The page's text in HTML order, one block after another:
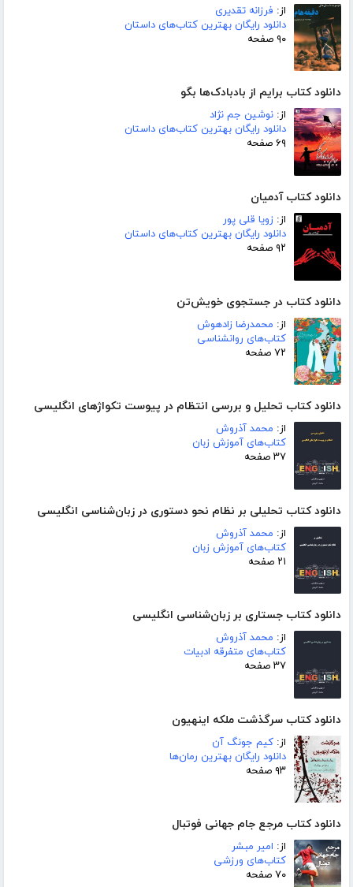
از: فرزانه تقدیری
دانلود رایگان بهترین کتاب‌های داستان
۹۰ صفحه
دانلود کتاب برایم از بادبادک‌ها بگو
از: نوشین جم نژاد
دانلود رایگان بهترین کتاب‌های داستان
۶۹ صفحه
دانلود کتاب آدمیان
از: زویا قلی پور
دانلود رایگان بهترین کتاب‌های داستان
۹۲ صفحه
دانلود کتاب در جستجوی خویش‌تن
از: محمدرضا زادهوش
کتاب‌های روانشناسی
۷۲ صفحه
دانلود کتاب تحلیل و بررسی انتظام در پیوست تکواژهای انگلیسی
از: محمد آذروش
کتاب‌های آموزش زبان
۳۷ صفحه
دانلود کتاب تحلیلی بر نظام نحو دستوری در زبان‌شناسی انگلیسی
از: محمد آذروش
کتاب‌های آموزش زبان
۲۱ صفحه
دانلود کتاب جستاری بر زبان‌شناسی انگلیسی
از: محمد آذروش
کتاب‌های متفرقه ادبیات
۳۷ صفحه
دانلود کتاب سرگذشت ملکه اینهیون
از: کیم جونگ آن
دانلود رایگان بهترین رمان‌ها
۹۳ صفحه
دانلود کتاب مرجع جام جهانی فوتبال
از: امیر مبشر
کتاب‌های ورزشی
۷۰ صفحه